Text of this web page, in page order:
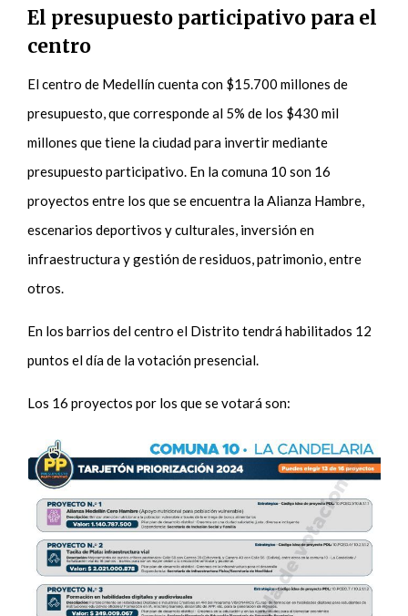
El presupuesto participativo para el
centro
El centro de Medellín cuenta con $15.700 millones de
presupuesto, que corresponde al 5% de los $430 mil
millones que tiene la ciudad para invertir mediante
presupuesto participativo. En la comuna 10 son 16
proyectos entre los que se encuentra la Alianza Hambre,
escenarios deportivos y culturales, inversión en
infraestructura y gestión de residuos, patrimonio, entre
otros.
En los barrios del centro el Distrito tendrá habilitados 12
puntos el día de la votación presencial.
Los 16 proyectos por los que se votará son: